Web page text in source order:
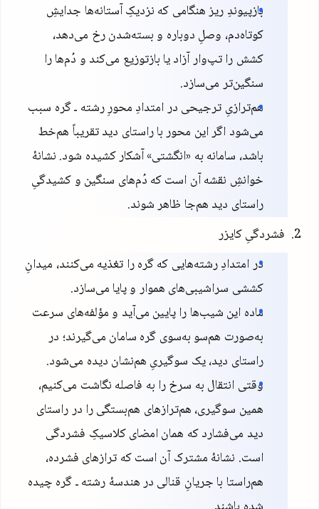
بازپیوندِ ریز هنگامی که نزدیکِ آستانه‌ها جدایشِ
کوتاه‌دم، وصلِ دوباره و بسته‌شدن رخ می‌دهد،
کشش را تپ‌وار آزاد یا بازتوزیع می‌کند و دُم‌ها را
سنگین‌تر می‌سازد.
هم‌ترازیِ ترجیحی در امتدادِ محورِ رشته ـ گره سبب
می‌شود اگر این محور با راستای دید تقریباً هم‌خط
باشد، سامانه به «انگشتی» آشکار کشیده شود. نشانهٔ
خوانشِ نقشه آن است که دُم‌های سنگین و کشیدگیِ
راستای دید هم‌جا ظاهر شوند.
فشردگیِ کایزر
در امتدادِ رشته‌هایی که گره را تغذیه می‌کنند، میدانِ
کششی سراشیبی‌های هموار و پایا می‌سازد.
ماده این شیب‌ها را پایین می‌آید و مؤلفه‌های سرعت
به‌صورت هم‌سو به‌سوی گره سامان می‌گیرند؛ در
راستای دید، یک سوگیریِ هم‌نشان دیده می‌شود.
وقتی انتقال به سرخ را به فاصله نگاشت می‌کنیم،
همین سوگیری، هم‌ترازهای هم‌بستگی را در راستای
دید می‌فشارد که همان امضای کلاسیکِ فشردگی
است. نشانهٔ مشترک آن است که ترازهای فشرده،
هم‌راستا با جریانِ قنالی در هندسهٔ رشته ـ گره چیده